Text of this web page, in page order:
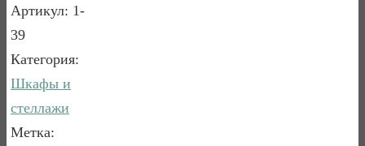
Стеллаж
Бьёрт
1-
39
Артикул: 1-
39
Категория:
Шкафы и
стеллажи
Метка: